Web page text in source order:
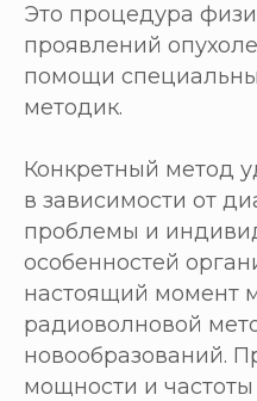
Это процедура
проявлений
помощи
методик.
Конкретный метод
в зависимости от
проблемы и
особенностей
настоящий момент
радиоволновой
новообразований.
мощности и